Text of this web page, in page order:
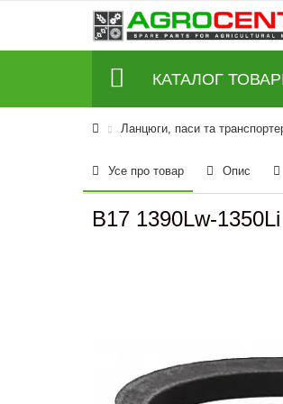
КАТАЛОГ
Ланцюги, паси та
Усе про товар Опис
B17 1390Lw-